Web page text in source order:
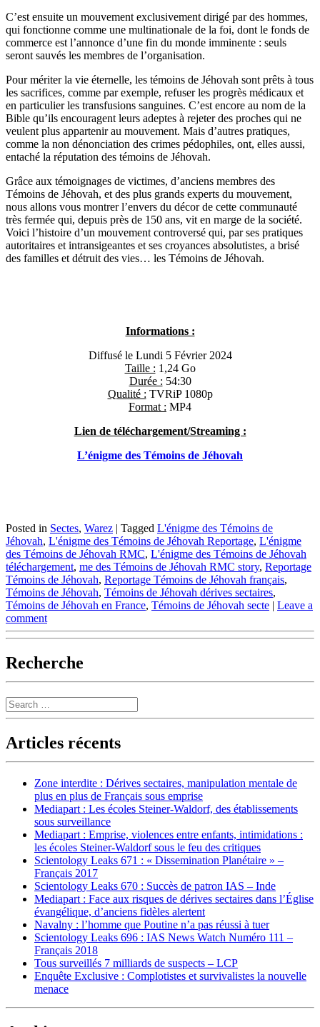
C’est ensuite un mouvement exclusivement dirigé par des hommes,
qui fonctionne comme une multinationale de la foi, dont le fonds de
commerce est l’annonce d’une fin du monde imminente : seuls
seront sauvés les membres de l’organisation.
Pour mériter la vie éternelle, les témoins de Jéhovah sont prêts à tous
les sacrifices, comme par exemple, refuser les progrès médicaux et
en particulier les transfusions sanguines. C’est encore au nom de la
Bible qu’ils encouragent leurs adeptes à rejeter des proches qui ne
veulent plus appartenir au mouvement. Mais d’autres pratiques,
comme la non dénonciation des crimes pédophiles, ont, elles aussi,
entaché la réputation des témoins de Jéhovah.
Grâce aux témoignages de victimes, d’anciens membres des
Témoins de Jéhovah, et des plus grands experts du mouvement,
nous allons vous montrer l’envers du décor de cette communauté
très fermée qui, depuis près de 150 ans, vit en marge de la société.
Voici l’histoire d’un mouvement controversé qui, par ses pratiques
autoritaires et intransigeantes et ses croyances absolutistes, a brisé
des familles et détruit des vies… les Témoins de Jéhovah.
Informations :
Diffusé le Lundi 5 Février 2024
Taille : 1,24 Go
Durée : 54:30
Qualité : TVRiP 1080p
Format : MP4
Lien de téléchargement/Streaming :
L’énigme des Témoins de Jéhovah
Posted in Sectes, Warez | Tagged L'énigme des Témoins de
Jéhovah, L'énigme des Témoins de Jéhovah Reportage, L'énigme
des Témoins de Jéhovah RMC, L'énigme des Témoins de Jéhovah
téléchargement, me des Témoins de Jéhovah RMC story, Reportage
Témoins de Jéhovah, Reportage Témoins de Jéhovah français,
Témoins de Jéhovah, Témoins de Jéhovah dérives sectaires,
Témoins de Jéhovah en France, Témoins de Jéhovah secte | Leave a
comment
Recherche
Search
Articles récents
Zone interdite : Dérives sectaires, manipulation mentale de
plus en plus de Français sous emprise
Mediapart : Les écoles Steiner-Waldorf, des établissements
sous surveillance
Mediapart : Emprise, violences entre enfants, intimidations :
les écoles Steiner-Waldorf sous le feu des critiques
Scientology Leaks 671 : « Dissemination Planétaire » –
Français 2017
Scientology Leaks 670 : Succès de patron IAS – Inde
Mediapart : Face aux risques de dérives sectaires dans l’Église
évangélique, d’anciens fidèles alertent
Navalny : l’homme que Poutine n’a pas réussi à tuer
Scientology Leaks 696 : IAS News Watch Numéro 111 –
Français 2018
Tous surveillés 7 milliards de suspects – LCP
Enquête Exclusive : Complotistes et survivalistes la nouvelle
menace